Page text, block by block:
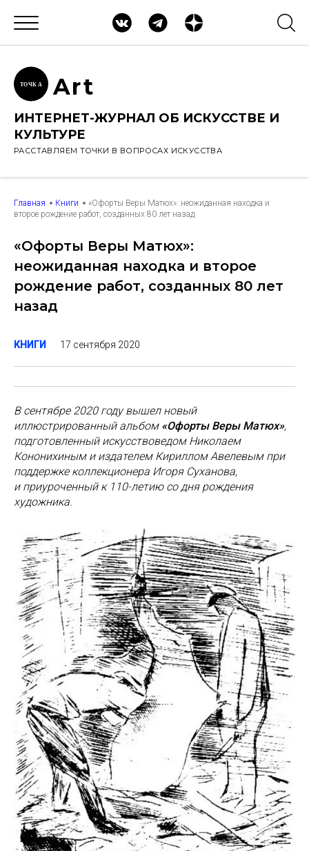
ТОЧК А Art
ИНТЕРНЕТ-ЖУРНАЛ ОБ ИСКУССТВЕ И
КУЛЬТУРЕ
РАССТАВЛЯЕМ ТОЧКИ В ВОПРОСАХ ИСКУССТВА
Главная Книги
«Офорты Веры Матюх»: неожиданная находка и
второе рождение работ, созданных 80 лет назад
«Офорты Веры Матюх»:
неожиданная находка и второе
рождение работ, созданных 80 лет
назад
КНИГИ 17 сентября 2020
В сентябре 2020 году вышел новый
иллюстрированный альбом «Офорты Веры Матюх»,
подготовленный искусствоведом Николаем
Кононихиным и издателем Кириллом Авелевым при
поддержке коллекционера Игоря Суханова,
и приуроченный к 110-летию со дня рождения
художника.